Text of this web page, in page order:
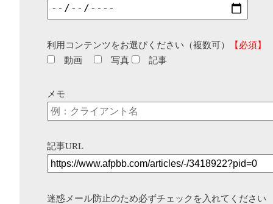
利用コンテンツをお選びください（複数可）
【必須】
動画
写真 記事
メモ
記事URL
迷惑メール防止のため必ずチェックを入れてください